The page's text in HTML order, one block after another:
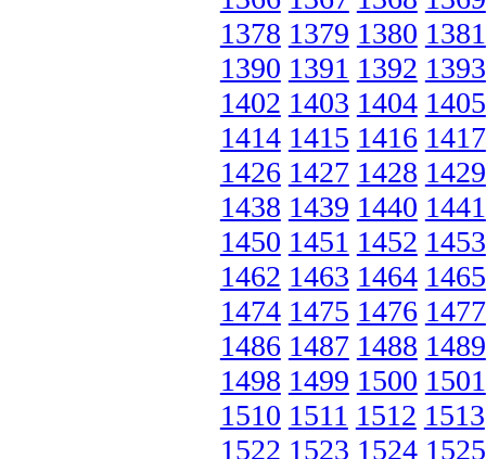
1378 1379 1380 1381
1390 1391 1392 1393
1402 1403 1404 1405
1414 1415 1416 1417
1426 1427 1428 1429
1438 1439 1440 1441
1450 1451 1452 1453
1462 1463 1464 1465
1474 1475 1476 1477
1486 1487 1488 1489
1498 1499 1500 1501
1510 1511 1512 1513
1522 1523 1524 1525